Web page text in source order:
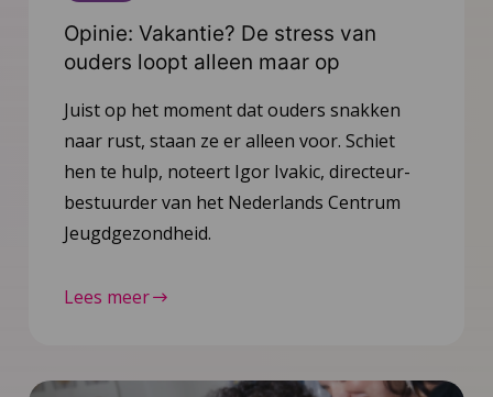
Opinie: Vakantie? De stress van
ouders loopt alleen maar op
Juist op het moment dat ouders snakken
naar rust, staan ze er alleen voor. Schiet
hen te hulp, noteert Igor Ivakic, directeur-
bestuurder van het Nederlands Centrum
Jeugdgezondheid.
Lees meer